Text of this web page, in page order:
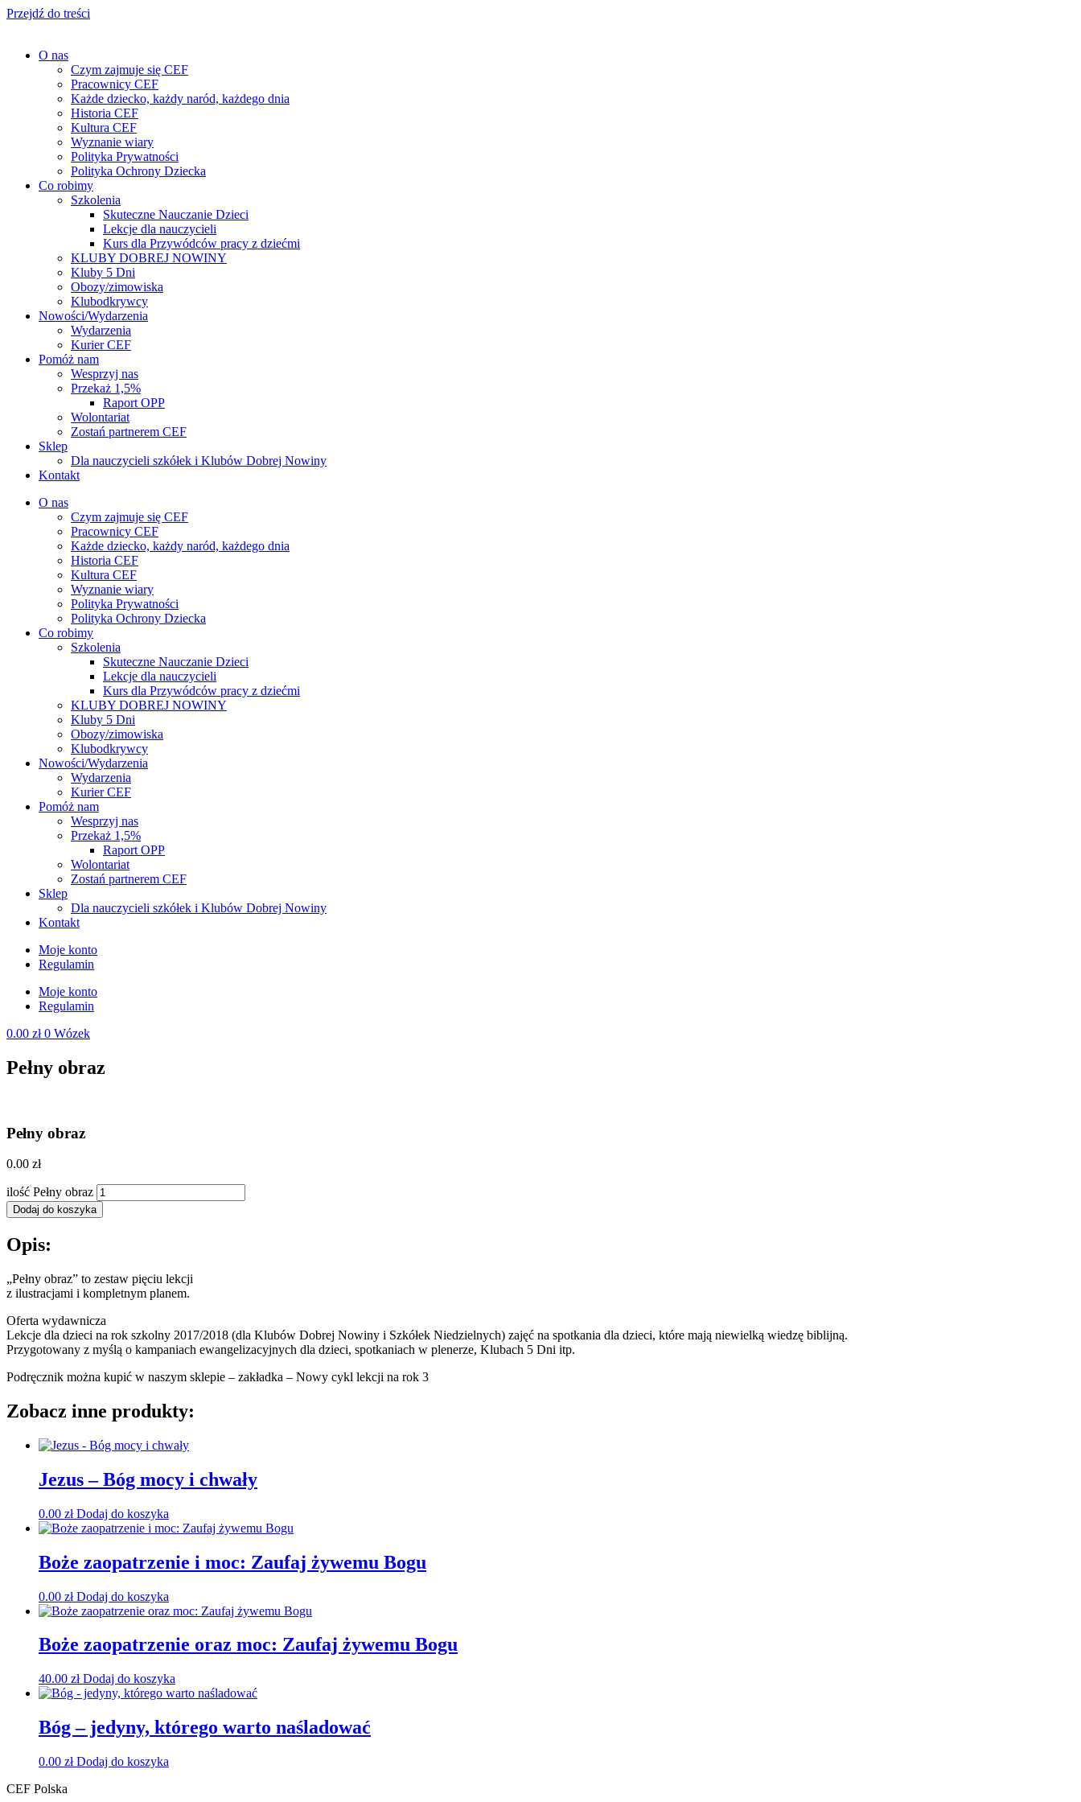
Przejdź do treści
O nas
Czym zajmuje się CEF
Pracownicy CEF
Każde dziecko, każdy naród, każdego dnia
Historia CEF
Kultura CEF
Wyznanie wiary
Polityka Prywatności
Polityka Ochrony Dziecka
Co robimy
Szkolenia
Skuteczne Nauczanie Dzieci
Lekcje dla nauczycieli
Kurs dla Przywódców pracy z dziećmi
KLUBY DOBREJ NOWINY
Kluby 5 Dni
Obozy/zimowiska
Klubodkrywcy
Nowości/Wydarzenia
Wydarzenia
Kurier CEF
Pomóż nam
Wesprzyj nas
Przekaż 1,5%
Raport OPP
Wolontariat
Zostań partnerem CEF
Sklep
Dla nauczycieli szkółek i Klubów Dobrej Nowiny
Kontakt
O nas
Czym zajmuje się CEF
Pracownicy CEF
Każde dziecko, każdy naród, każdego dnia
Historia CEF
Kultura CEF
Wyznanie wiary
Polityka Prywatności
Polityka Ochrony Dziecka
Co robimy
Szkolenia
Skuteczne Nauczanie Dzieci
Lekcje dla nauczycieli
Kurs dla Przywódców pracy z dziećmi
KLUBY DOBREJ NOWINY
Kluby 5 Dni
Obozy/zimowiska
Klubodkrywcy
Nowości/Wydarzenia
Wydarzenia
Kurier CEF
Pomóż nam
Wesprzyj nas
Przekaż 1,5%
Raport OPP
Wolontariat
Zostań partnerem CEF
Sklep
Dla nauczycieli szkółek i Klubów Dobrej Nowiny
Kontakt
Moje konto
Regulamin
Moje konto
Regulamin
0.00 zł 0 Wózek
Pełny obraz
Pełny obraz
0.00 zł
ilość Pełny obraz
Dodaj do koszyka
Opis:
„Pełny obraz” to zestaw pięciu lekcji
z ilustracjami i kompletnym planem.
Oferta wydawnicza
Lekcje dla dzieci na rok szkolny 2017/2018 (dla Klubów Dobrej Nowiny i Szkółek Niedzielnych) zajęć na spotkania dla dzieci, które mają niewielką wiedzę biblijną.
Przygotowany z myślą o kampaniach ewangelizacyjnych dla dzieci, spotkaniach w plenerze, Klubach 5 Dni itp.
Podręcznik można kupić w naszym sklepie – zakładka – Nowy cykl lekcji na rok 3
Zobacz inne produkty:
Jezus – Bóg mocy i chwały
0.00 zł Dodaj do koszyka
Boże zaopatrzenie i moc: Zaufaj żywemu Bogu
0.00 zł Dodaj do koszyka
Boże zaopatrzenie oraz moc: Zaufaj żywemu Bogu
40.00 zł Dodaj do koszyka
Bóg – jedyny, którego warto naśladować
0.00 zł Dodaj do koszyka
CEF Polska